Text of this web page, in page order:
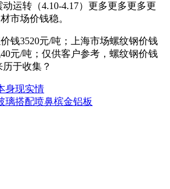
运转（4.10-4.17）更多更多更多更
市场价钱稳。
3520元/吨；上海市场螺纹钢价钱
元/吨；仅供客户参考，螺纹钢价钱
于收集？
身现实情
璃搭配喷鼻槟金铝板